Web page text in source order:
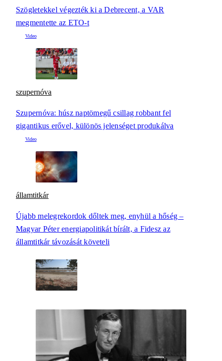
Szögletekkel végezték ki a Debrecent, a VAR
megmentette az ETO-t
szupernóva
Szupernóva: húsz naptömegű csillag robbant fel
gigantikus erővel, különös jelenséget produkálva
államtitkár
Újabb melegrekordok dőltek meg, enyhül a hőség –
Magyar Péter energiapolitikát bírált, a Fidesz az
államtitkár távozását követeli